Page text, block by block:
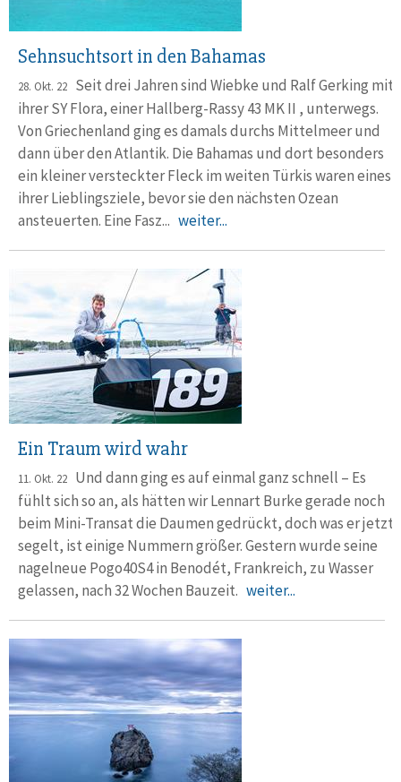
Sehnsuchtsort in den Bahamas
28. Okt. 22 Seit drei Jahren sind Wiebke und Ralf Gerking mit
ihrer SY Flora, einer Hallberg-Rassy 43 MK II , unterwegs.
Von Griechen­land ging es damals durchs Mittelmeer und
dann über den Atlantik. Die Ba­h­amas und dort besonders
ein kleiner ver­steck­ter Fleck im weiten Türkis waren eines
ihrer Lieb­lings­ziele, bevor sie den näch­sten Ozean
ansteuerten. Eine Fasz... weiter...
Ein Traum wird wahr
11. Okt. 22 Und dann ging es auf einmal ganz schnell – Es
fühlt sich so an, als hätten wir Lennart Burke gerade noch
beim Mini-Transat die Dau­men gedrückt, doch was er jetzt
segelt, ist einige Nummern größer. Gestern wurde seine
nagelneue Pogo40S4 in Benodét, Frankreich, zu Wasser
gelassen, nach 32 Wochen Bauzeit. weiter...